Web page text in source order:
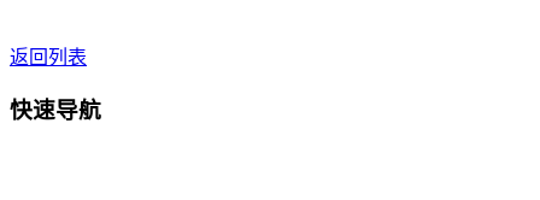
返回列表
快速导航